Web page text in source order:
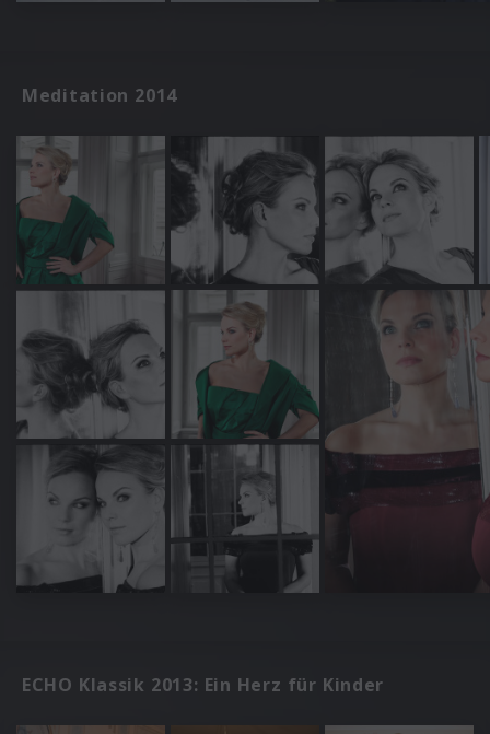
Meditation 2014
ECHO Klassik 2013: Ein Herz für Kinder